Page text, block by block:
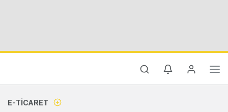
E-TICARET